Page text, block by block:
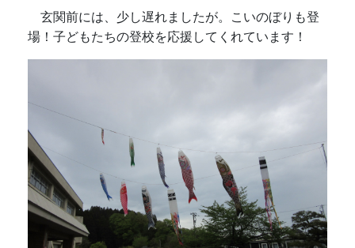
玄関前には、少し遅れましたが。こいのぼりも登
場！子どもたちの登校を応援してくれています！